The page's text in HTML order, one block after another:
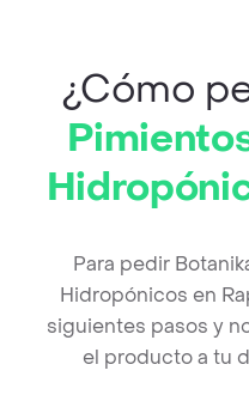
¿Cómo
Para pedir
Hidropónicos en
siguientes pasos y
el producto a tu